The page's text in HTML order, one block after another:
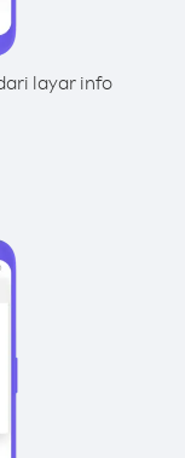
layar info